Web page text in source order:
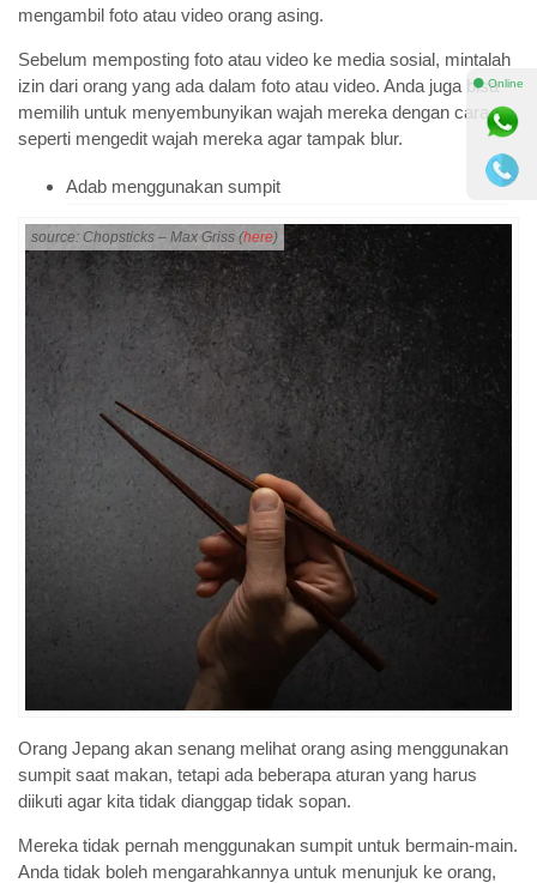
mengambil foto atau video orang asing.
Sebelum memposting foto atau video ke media sosial, mintalah
izin dari orang yang ada dalam foto atau video. Anda juga bisa
memilih untuk menyembunyikan wajah mereka dengan cara
seperti mengedit wajah mereka agar tampak blur.
Adab menggunakan sumpit
source: Chopsticks – Max Griss (here)
Orang Jepang akan senang melihat orang asing menggunakan
sumpit saat makan, tetapi ada beberapa aturan yang harus
diikuti agar kita tidak dianggap tidak sopan.
Mereka tidak pernah menggunakan sumpit untuk bermain-main.
Anda tidak boleh mengarahkannya untuk menunjuk ke orang,
⚫ Online